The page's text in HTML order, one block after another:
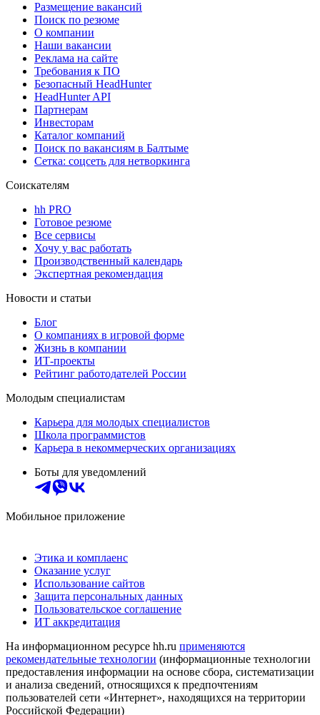
Размещение вакансий
Поиск по резюме
О компании
Наши вакансии
Реклама на сайте
Требования к ПО
Безопасный HeadHunter
HeadHunter API
Партнерам
Инвесторам
Каталог компаний
Поиск по вакансиям в Балтыме
Сетка: соцсеть для нетворкинга
Соискателям
hh PRO
Готовое резюме
Все сервисы
Хочу у вас работать
Производственный календарь
Экспертная рекомендация
Новости и статьи
Блог
О компаниях в игровой форме
Жизнь в компании
ИТ-проекты
Рейтинг работодателей России
Молодым специалистам
Карьера для молодых специалистов
Школа программистов
Карьера в некоммерческих организациях
Боты для уведомлений
Мобильное приложение
Этика и комплаенс
Оказание услуг
Использование сайтов
Защита персональных данных
Пользовательское соглашение
ИТ аккредитация
На информационном ресурсе hh.ru применяются
рекомендательные технологии (информационные технологии
предоставления информации на основе сбора, систематизации
и анализа сведений, относящихся к предпочтениям
пользователей сети «Интернет», находящихся на территории
Российской Федерации)